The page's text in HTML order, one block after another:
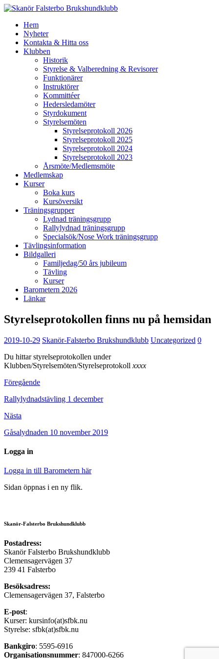
Hem
Nyheter
Kontakta & Hitta oss
Klubben
Historik
Styrelse & Valberedning & Revisorer
Funktionärer
Instruktörer
Kommittéer
Hedersledamöter
Styrdokument
Styrelsemöten
Styrelseprotokoll 2026
Styrelseprotokoll 2025
Styrelseprotokoll 2024
Styrelseprotokoll 2023
Årsmöte/Medlemsmöte
Medlemskap
Kurser
Boka kurs
Kursöversikt
Träningsgrupper
Lydnad träningsgrupp
Rallylydnad träningsgrupp
Specialsök/Nose Work träningsgrupp
Tävlingsinformation
Bildgalleri
Familjedag/50 års jubileum
Tävling
Kurser
Barometern 2026
Länkar
Styrelseprotokollen finns nu på hemsidan
2019-10-29 Skanör-Falsterbo Brukshundklubb Uncategorized 0
Du hittar styrelseprotokollen under
Klubben/Styrelsemöten/Styrelseprotokoll xxxx
Föregående
Rallylydnadstävling 1 december
Nästa
Gåsalydnaden 10 november 2019
Logga in
Logga in till Barometern här
Sidan öppnas i en ny flik.
Skanör-Falsterbo Brukshundklubb
Postadress:
Skanör Falsterbo Brukshundklubb
Clemensagervägen 37
239 41 Falsterbo
Besöksadress:
Clemensagervägen 37, Falsterbo
E-post:
Kurser: kursinfo(at)sfbk.nu
Styrelse: sfbk(at)sfbk.nu
Bankgiro: 5595-6916
Organisationsnummer: 847000-6266